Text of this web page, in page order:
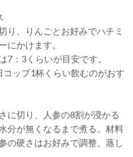
り、りんごとお好みでハチミ
にかけます。
7：3くらいが目安です。
コップ1杯くらい飲むのがおす
に切り、人参の8割が浸かる
分が無くなるまで煮る。材料
の硬さはお好みで調整。蒸し